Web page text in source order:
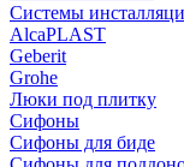
Системы
AlcaPLAST
Geberit
Grohe
Люки под плитку
Сифоны
Сифoны для биде